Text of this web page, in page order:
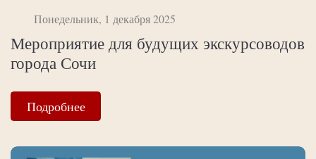
Понедельник, 1 декабря 2025
Мероприятие для будущих экскурсоводов
города Сочи
Подробнее